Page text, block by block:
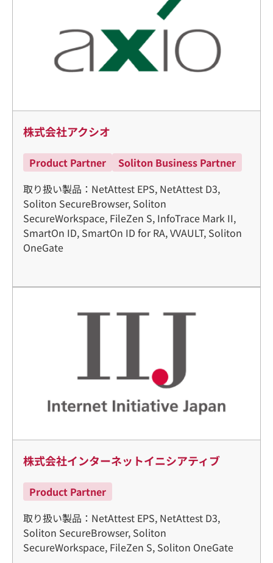
株式会社アクシオ
Product Partner
Soliton Business Partner
取り扱い製品：NetAttest EPS, NetAttest D3,
Soliton SecureBrowser, Soliton
SecureWorkspace, FileZen S, InfoTrace Mark II,
SmartOn ID, SmartOn ID for RA, VVAULT, Soliton
OneGate
株式会社インターネットイニシアティブ
Product Partner
取り扱い製品：NetAttest EPS, NetAttest D3,
Soliton SecureBrowser, Soliton
SecureWorkspace, FileZen S, Soliton OneGate